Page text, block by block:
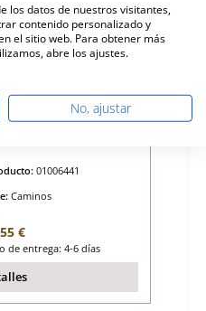
ladrillo lateral a la
01006441
Caminos
normal:
€
de entrega: 4-6 días
los datos de nuestros visitantes,
contenido personalizado y
el sitio web. Para obtener más
abre los ajustes.
No, ajustar